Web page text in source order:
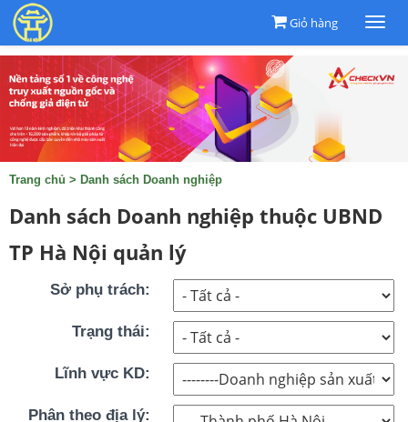
Giỏ hàng
Trang chủ > Danh sách Doanh nghiệp
Danh sách Doanh nghiệp thuộc UBND
TP Hà Nội quản lý
Sở phụ trách:
Trạng thái:
Lĩnh vực KD:
Phân theo địa lý: